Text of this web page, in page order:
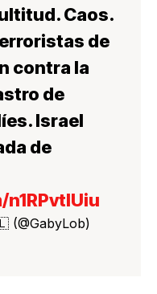
Caos.
de
contra la
de
Israel
de
(@GabyLob)